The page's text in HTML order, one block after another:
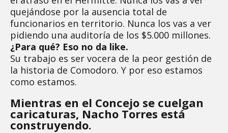
quejándose por la ausencia total de
funcionarios en territorio. Nunca los vas a ver
pidiendo una auditoría de los $5.000 millones.
¿Para qué? Eso no da like.
Su trabajo es ser vocera de la peor gestión de
la historia de Comodoro. Y por eso estamos
como estamos.
Mientras en el Concejo se cuelgan
caricaturas, Nacho Torres está
construyendo.